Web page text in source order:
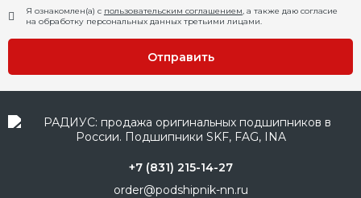
Я ознакомлен(а) с пользовательским соглашением, а также даю согласие
на обработку персональных данных третьими лицами.
Отправить
+7 (831) 215-14-27
order@podshipnik-nn.ru